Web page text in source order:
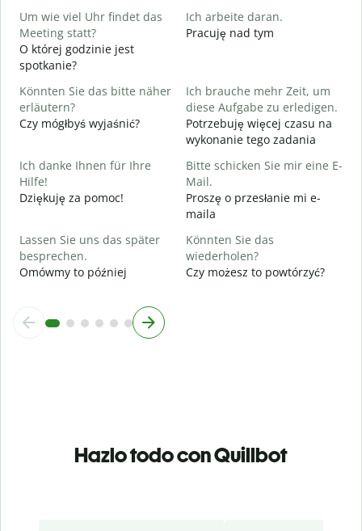
Um wie viel Uhr findet das
Meeting statt?
O której godzinie jest
spotkanie?
Ich arbeite daran.
Pracuję nad tym
Könnten Sie das bitte näher
erläutern?
Czy mógłbyś wyjaśnić?
Ich brauche mehr Zeit, um
diese Aufgabe zu erledigen.
Potrzebuję więcej czasu na
wykonanie tego zadania
Ich danke Ihnen für Ihre
Hilfe!
Dziękuję za pomoc!
Bitte schicken Sie mir eine E-
Mail.
Proszę o przesłanie mi e-
maila
Lassen Sie uns das später
besprechen.
Omówmy to później
Könnten Sie das
wiederholen?
Czy możesz to powtórzyć?
Hazlo todo con Quillbot